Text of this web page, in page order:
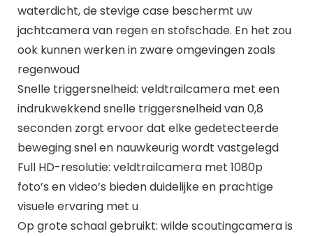
waterdicht, de stevige case beschermt uw
jachtcamera van regen en stofschade. En het zou
ook kunnen werken in zware omgevingen zoals
regenwoud
Snelle triggersnelheid: veldtrailcamera met een
indrukwekkend snelle triggersnelheid van 0,8
seconden zorgt ervoor dat elke gedetecteerde
beweging snel en nauwkeurig wordt vastgelegd
Full HD-resolutie: veldtrailcamera met 1080p
foto’s en video’s bieden duidelijke en prachtige
visuele ervaring met u
Op grote schaal gebruikt: wilde scoutingcamera is